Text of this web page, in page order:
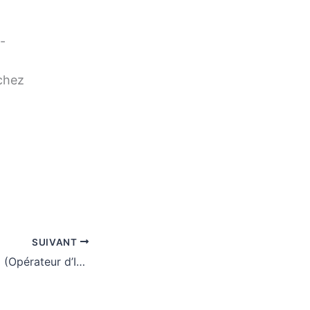
SUIVANT
Qu’est-ce qu’un OI (Opérateur d’Infrastructure) ?